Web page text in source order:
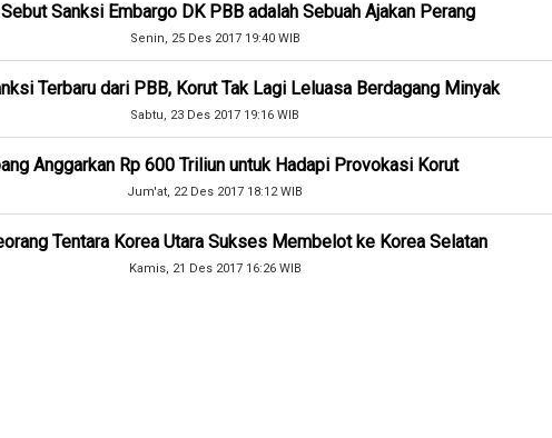
Sanksi Embargo DK PBB adalah Sebuah Ajakan Perang
Senin, 25 Des 2017 19:40 WIB
Terbaru dari PBB, Korut Tak Lagi Leluasa Berdagang Minyak
Sabtu, 23 Des 2017 19:16 WIB
Anggarkan Rp 600 Triliun untuk Hadapi Provokasi Korut
Jum'at, 22 Des 2017 18:12 WIB
Tentara Korea Utara Sukses Membelot ke Korea Selatan
Kamis, 21 Des 2017 16:26 WIB